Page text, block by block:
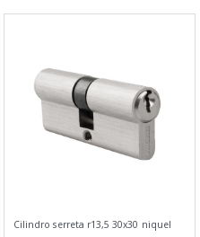
Cilindro serreta r13,5 30x30 niquel